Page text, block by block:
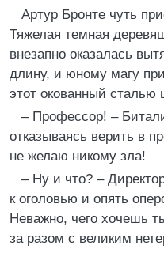
Артур Бронте чуть
Тяжелая темная
внезапно оказалась
длину, и юному магу
этот окованный сталью
– Профессор! –
отказываясь верить в
не желаю никому зла!
– Ну и что? –
к оголовью и опять
Неважно, чего хочешь
за разом с великим